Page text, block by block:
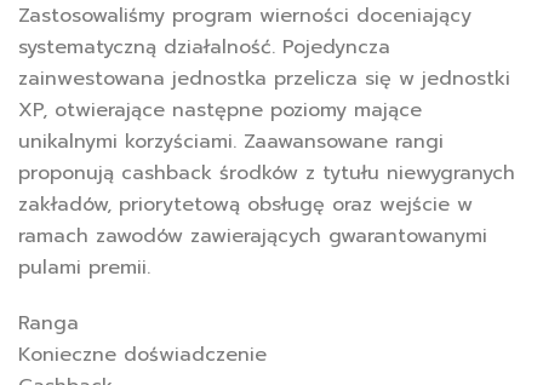
Zastosowaliśmy program wierności doceniający
systematyczną działalność. Pojedyncza
zainwestowana jednostka przelicza się w jednostki
XP, otwierające następne poziomy mające
unikalnymi korzyściami. Zaawansowane rangi
proponują cashback środków z tytułu niewygranych
zakładów, priorytetową obsługę oraz wejście w
ramach zawodów zawierających gwarantowanymi
pulami premii.
Ranga
Konieczne doświadczenie